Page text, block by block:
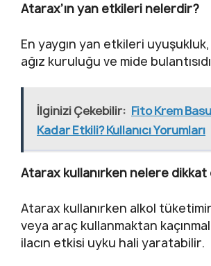
Atarax’ın yan etkileri nelerdir?
En yaygın yan etkileri
ağız kuruluğu ve mide
İlginizi Çekebilir: Fito Krem
Kadar Etkili? Kullanıcı Yorumları
Atarax kullanırken nelere dikkat
Atarax kullanırken alkol
veya araç kullanmaktan
ilacın etkisi uyku hali yaratabilir.